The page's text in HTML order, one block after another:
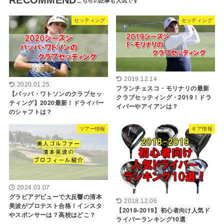
セッティング
2020.01.25
【バッバ・ワトソンのクラブセッ
ティング】2020最新！ドライバー
のシャフトは？
セッティング
2019.12.14
フランチェスコ・モリナリの最新
クラブセッティング・2019！ドラ
イバーやアイアンは？
ツアー情報
2024.03.07
グラビアデビューで大反響の清本
美波がプロテスト合格！インスタ
やスポンサーは？高校はどこ？
ギア情報
2018.12.06
【2018-2019】初心者向け人気ド
ライバーランキング10選